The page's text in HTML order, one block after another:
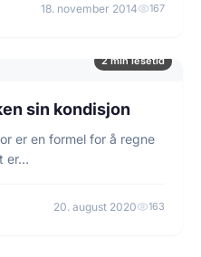
18. november 2014 167
2 min lesetid
sin kondisjon
er en formel for å regne
er…
20. august 2020 163